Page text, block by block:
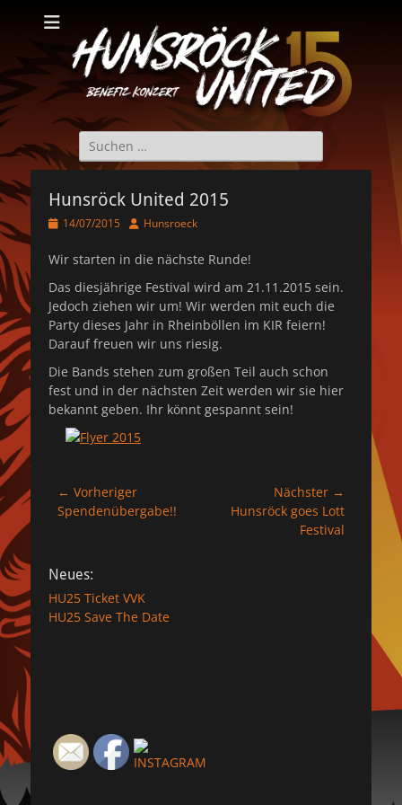
Hunsröck United
Hunsröck United 2025
Suche
nach:
Hunsröck United 2015
Veröffentlicht
14/07/2015 AutorHunsroeck
Wir starten in die nächste Runde!
Das diesjährige Festival wird am 21.11.2015 sein.
Jedoch ziehen wir um! Wir werden mit euch die
Party dieses Jahr in Rheinböllen im KIR feiern!
Darauf freuen wir uns riesig.
Die Bands stehen zum großen Teil auch schon
fest und in der nächsten Zeit werden wir sie hier
bekannt geben. Ihr könnt gespannt sein!
Beitragsnavigation
← Vorheriger
Vorheriger
Spendenübergabe!!
Nächster →
NächsterHunsröck goes Lott
Festival
Neues:
HU25 Ticket VVK
HU25 Save The Date